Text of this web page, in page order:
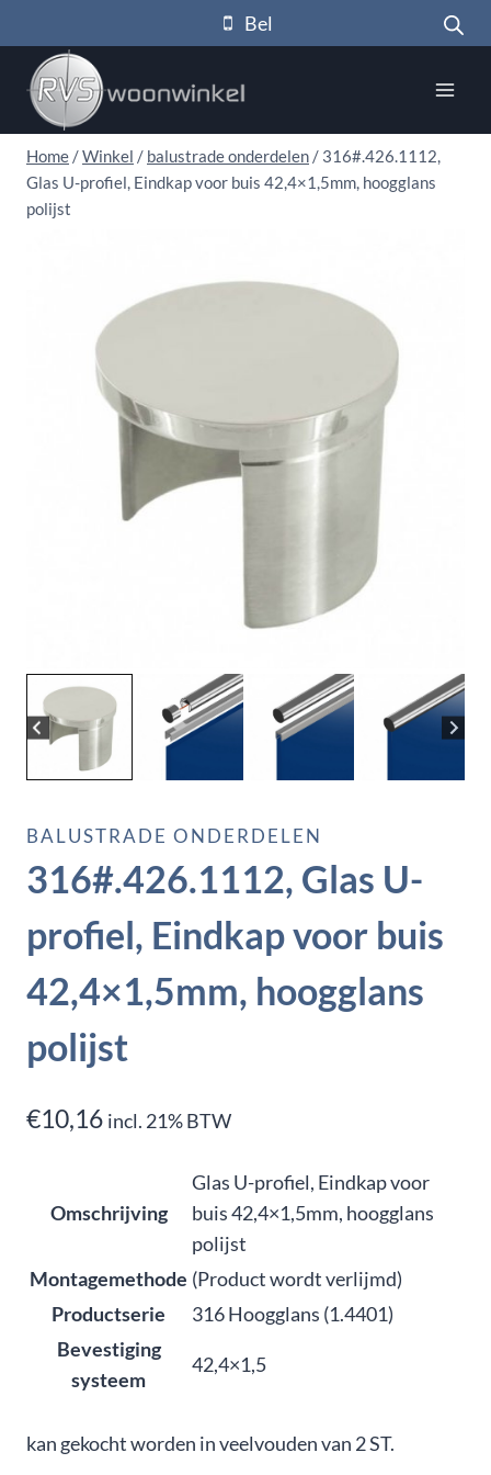
naar
inhoud
Bel
Home /Winkel / balustrade onderdelen / 316#.426.1112,
Glas U-profiel, Eindkap voor buis 42,4×1,5mm, hoogglans
polijst
BALUSTRADE ONDERDELEN
316#.426.1112, Glas U-
profiel, Eindkap voor buis
42,4×1,5mm, hoogglans
polijst
€10,16 incl. 21% BTW
Omschrijving
Glas U-profiel, Eindkap voor
buis 42,4×1,5mm, hoogglans
polijst
Montagemethode (Product wordt verlijmd)
Productserie
316 Hoogglans (1.4401)
Bevestiging
systeem
42,4×1,5
kan gekocht worden in veelvouden van 2 ST.